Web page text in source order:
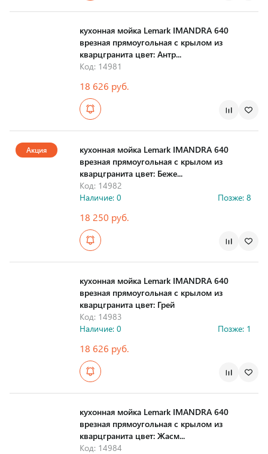
кухонная мойка Lemark IMANDRA 640
врезная прямоугольная с крылом из
кварцгранита цвет: Антр...
Код: 14981
18 626 руб.
кухонная мойка Lemark IMANDRA 640
врезная прямоугольная с крылом из
кварцгранита цвет: Беже...
Код: 14982
Наличие: 0
Позже: 8
18 250 руб.
Акция
кухонная мойка Lemark IMANDRA 640
врезная прямоугольная с крылом из
кварцгранита цвет: Грей
Код: 14983
Наличие: 0
Позже: 1
18 626 руб.
кухонная мойка Lemark IMANDRA 640
врезная прямоугольная с крылом из
кварцгранита цвет: Жасм...
Код: 14984